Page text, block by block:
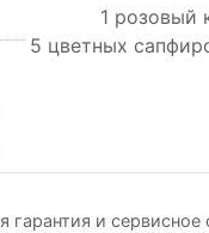
1 розовый
5 цветных
гарантия и